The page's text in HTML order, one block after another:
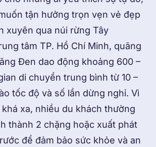
tận hưởng trọn vẹn vẻ đẹp
xuyên qua núi rừng Tây
tâm TP. Hồ Chí Minh, quãng
Đen dao động khoảng 600 –
di chuyển trung bình từ 10 –
tốc độ và số lần dừng nghỉ. Vì
xa, nhiều du khách thường
thành 2 chặng hoặc xuất phát
để đảm bảo sức khỏe và an